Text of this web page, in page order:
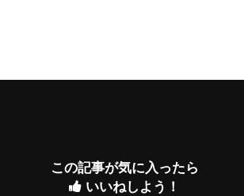
この記事が気に入ったら
いいねしよう！